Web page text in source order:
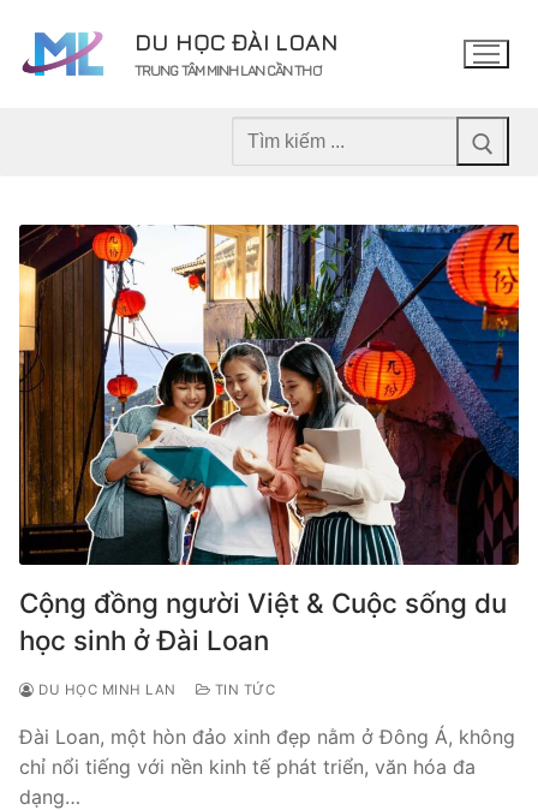
nội
DU HỌC ĐÀI LOAN
TRUNG TÂM MINH LAN CẦN THƠ
Tìm
Cộng đồng người Việt & Cuộc sống du
học sinh ở Đài Loan
DU HỌC MINH LAN TIN TỨC
Đài Loan, một hòn đảo xinh đẹp nằm ở Đông Á, không
chỉ nổi tiếng với nền kinh tế phát triển, văn hóa đa
dạng…